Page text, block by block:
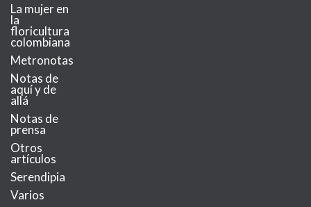
La mujer en
la
floricultura
colombiana
Metronotas
Notas de
aquí y de
allá
Notas de
prensa
Otros
artículos
Serendipia
Varios